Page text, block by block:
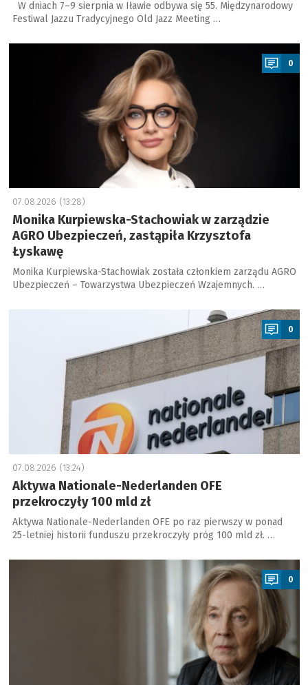
W dniach 7–9 sierpnia w Iławie odbywa się 55. Międzynarodowy
Festiwal Jazzu Tradycyjnego Old Jazz Meeting …
a
0
07.08.2026 (13:28)
Monika Kurpiewska-Stachowiak w zarządzie
AGRO Ubezpieczeń, zastąpiła Krzysztofa
Łyskawę
Monika Kurpiewska-Stachowiak została członkiem zarządu AGRO
Ubezpieczeń – Towarzystwa Ubezpieczeń Wzajemnych. …
0
07.08.2026 (13:24)
Aktywa Nationale-Nederlanden OFE
przekroczyły 100 mld zł
Aktywa Nationale-Nederlanden OFE po raz pierwszy w ponad
25-letniej historii funduszu przekroczyły próg 100 mld zł. …
a
0